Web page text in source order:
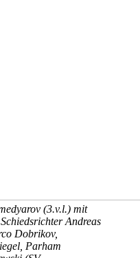
(3.v.l.) mit
Andreas
Dobrikov,
Parham